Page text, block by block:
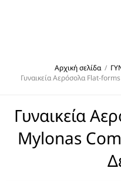
Αρχική σελίδα /
Γυναικεία Αερόσολα Flat-
Γυναικεία
Mylonas